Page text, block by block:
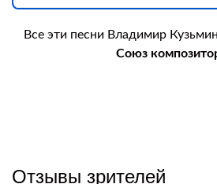
Все эти песни Владимир
Союз
Отзывы зрителей